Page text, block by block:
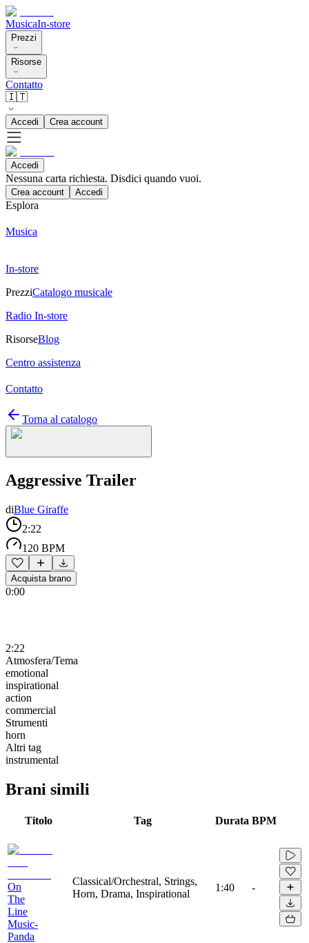
MusicaIn-store
Prezzi
Risorse
Contatto
🇮🇹
Accedi Crea account
Accedi
Nessuna carta richiesta. Disdici quando vuoi.
Crea account Accedi
Esplora
Musica
In-store
PrezziCatalogo musicale
Radio In-store
RisorseBlog
Centro assistenza
Contatto
Torna al catalogo
Aggressive Trailer
diBlue Giraffe
2:22
120 BPM
Acquista brano
0:00
2:22
Atmosfera/Tema
emotional
inspirational
action
commercial
Strumenti
horn
Altri tag
instrumental
Brani simili
Titolo Tag Durata BPM
On
The
Line
Music-
Panda
Classical/Orchestral, Strings,
Horn, Drama, Inspirational
1:40 -